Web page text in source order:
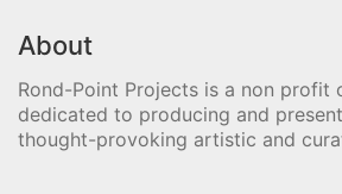
About
Rond-Point Projects is a non profit
dedicated to producing and
thought-provoking artistic and